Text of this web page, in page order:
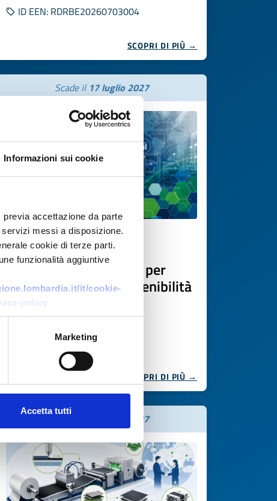
Informazioni sui cookie
accettazione da parte
servizi messi a disposizione.
cookie di terze parti.
funzionalità aggiuntive
it/cookie-
policy
Marketing
Accetta tutti
ID EEN: RDRBE20260703004
SCOPRI DI PIÙ →
Scade il 17 luglio 2027
Offerta di tecnologia
Piattaforma modulare per
digitalizzazione e sostenibilità
nei processi produttivi
SCOPRI DI PIÙ →
Scade il 17 luglio 2027